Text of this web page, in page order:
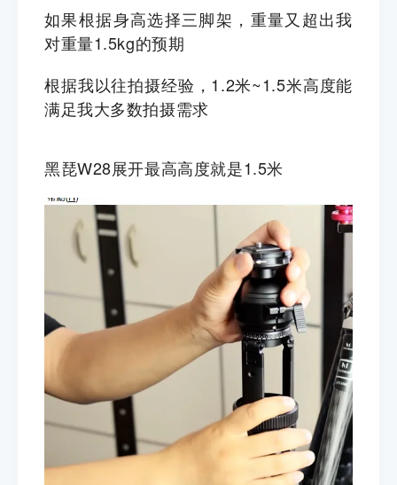
如果根据身高选择三脚架，重量又超出我
对重量1.5kg的预期
根据我以往拍摄经验，1.2米~1.5米高度能
满足我大多数拍摄需求
黑琵W28展开最高高度就是1.5米